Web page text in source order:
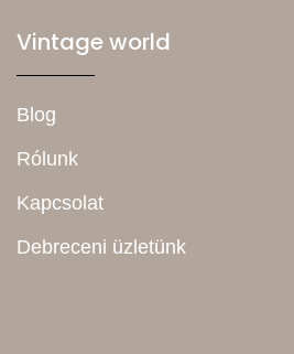
Vintage world
Blog
Rólunk
Kapcsolat
Debreceni üzletünk